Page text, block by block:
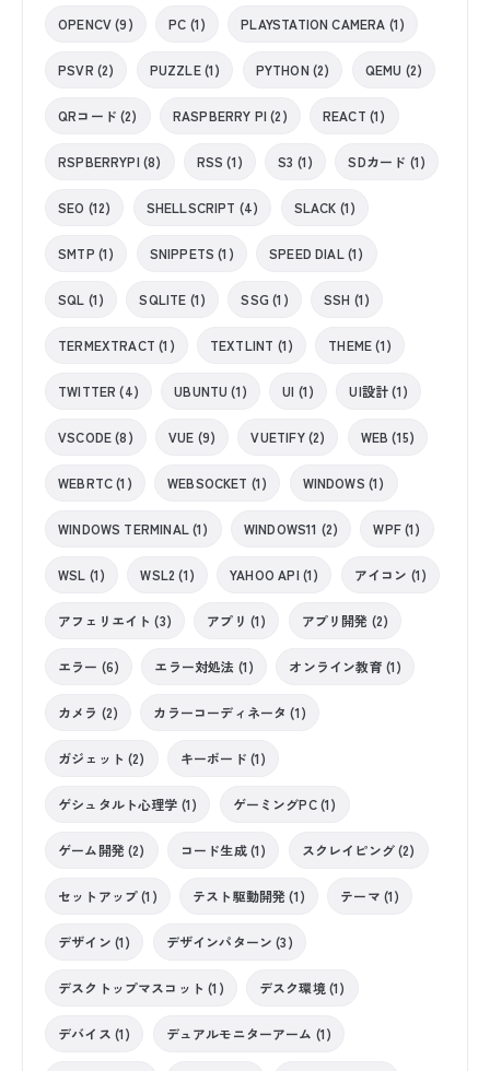
OPENCV (9) PC (1) PLAYSTATION CAMERA (1)
PSVR (2) PUZZLE (1) PYTHON (2) QEMU (2)
QRコード (2) RASPBERRY PI (2) REACT (1)
RSPBERRYPI (8) RSS (1) S3 (1) SDカード (1)
SEO (12) SHELLSCRIPT (4) SLACK (1)
SMTP (1) SNIPPETS (1) SPEED DIAL (1)
SQL (1) SQLITE (1) SSG (1) SSH (1)
TERMEXTRACT (1) TEXTLINT (1) THEME (1)
TWITTER (4) UBUNTU (1) UI (1) UI設計 (1)
VSCODE (8) VUE (9) VUETIFY (2) WEB (15)
WEBRTC (1) WEBSOCKET (1) WINDOWS (1)
WINDOWS TERMINAL (1) WINDOWS11 (2) WPF (1)
WSL (1) WSL2 (1) YAHOO API (1) アイコン (1)
アフェリエイト (3) アプリ (1) アプリ開発 (2)
エラー (6) エラー対処法 (1) オンライン教育 (1)
カメラ (2) カラーコーディネータ (1)
ガジェット (2) キーボード (1)
ゲシュタルト心理学 (1) ゲーミングPC (1)
ゲーム開発 (2) コード生成 (1) スクレイピング (2)
セットアップ (1) テスト駆動開発 (1) テーマ (1)
デザイン (1) デザインパターン (3)
デスクトップマスコット (1) デスク環境 (1)
デバイス (1) デュアルモニターアーム (1)